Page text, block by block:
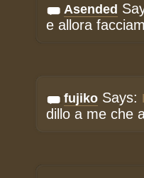
Asended
e allora
fujiko Says:
dillo a me che